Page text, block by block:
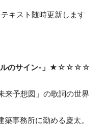
キスト随時更新します
のサイン-」 ★☆☆☆☆
来予想図」の歌詞の世界
事務所に勤める慶太。